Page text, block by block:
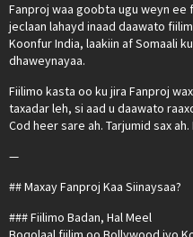
Fanproj waa goobta ugu weyn ee
jeclaan lahayd inaad daawato
Koonfur India, laakiin af Somaali
dhaweynayaa.
Fiilimo kasta oo ku jira Fanproj
taxadar leh, si aad u daawato
Cod heer sare ah. Tarjumid sax
—
## Maxay Fanproj Kaa Siinaysaa?
### Fiilimo Badan, Hal Meel